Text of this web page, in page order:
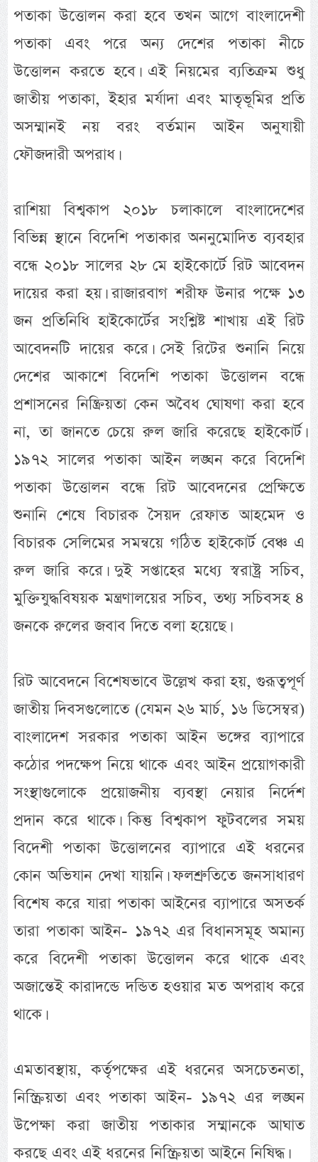
পতাকা উত্তোলন করা হবে তখন আগে বাংলাদেশী
পতাকা এবং পরে অন্য দেশের পতাকা নীচে
উত্তোলন করতে হবে। এই নিয়মের ব্যতিক্রম শুধু
জাতীয় পতাকা, ইহার মর্যাদা এবং মাতৃভূমির প্রতি
অসম্মানই নয় বরং বর্তমান আইন অনুযায়ী
ফৌজদারী অপরাধ।
রাশিয়া বিশ্বকাপ ২০১৮ চলাকালে বাংলাদেশের
বিভিন্ন স্থানে বিদেশি পতাকার অননুমোদিত ব্যবহার
বন্ধে ২০১৮ সালের ২৮ মে হাইকোর্টে রিট আবেদন
দায়ের করা হয়। রাজারবাগ শরীফ উনার পক্ষে ১৩
জন প্রতিনিধি হাইকোর্টের সংশ্লিষ্ট শাখায় এই রিট
আবেদনটি দায়ের করে। সেই রিটের শুনানি নিয়ে
দেশের আকাশে বিদেশি পতাকা উত্তোলন বন্ধে
প্রশাসনের নিষ্ক্রিয়তা কেন অবৈধ ঘোষণা করা হবে
না, তা জানতে চেয়ে রুল জারি করেছে হাইকোর্ট।
১৯৭২ সালের পতাকা আইন লঙ্ঘন করে বিদেশি
পতাকা উত্তোলন বন্ধে রিট আবেদনের প্রেক্ষিতে
শুনানি শেষে বিচারক সৈয়দ রেফাত আহমেদ ও
বিচারক সেলিমের সমন্বয়ে গঠিত হাইকোর্ট বেঞ্চ এ
রুল জারি করে। দুই সপ্তাহের মধ্যে স্বরাষ্ট্র সচিব,
মুক্তিযুদ্ধবিষয়ক মন্ত্রণালয়ের সচিব, তথ্য সচিবসহ ৪
জনকে রুলের জবাব দিতে বলা হয়েছে।
রিট আবেদনে বিশেষভাবে উল্লেখ করা হয়, গুরূত্বপূর্ণ
জাতীয় দিবসগুলোতে (যেমন ২৬ মার্চ, ১৬ ডিসেম্বর)
বাংলাদেশ সরকার পতাকা আইন ভঙ্গের ব্যাপারে
কঠোর পদক্ষেপ নিয়ে থাকে এবং আইন প্রয়োগকারী
সংস্থাগুলোকে প্রয়োজনীয় ব্যবস্থা নেয়ার নির্দেশ
প্রদান করে থাকে। কিন্তু বিশ্বকাপ ফুটবলের সময়
বিদেশী পতাকা উত্তোলনের ব্যাপারে এই ধরনের
কোন অভিযান দেখা যায়নি। ফলশ্রুতিতে জনসাধারণ
বিশেষ করে যারা পতাকা আইনের ব্যাপারে অসতর্ক
তারা পতাকা আইন- ১৯৭২ এর বিধানসমূহ অমান্য
করে বিদেশী পতাকা উত্তোলন করে থাকে এবং
অজান্তেই কারাদন্ডে দন্ডিত হওয়ার মত অপরাধ করে
থাকে।
এমতাবস্থায়, কর্তৃপক্ষের এই ধরনের অসচেতনতা,
নিস্ক্রিয়তা এবং পতাকা আইন- ১৯৭২ এর লঙ্ঘন
উপেক্ষা করা জাতীয় পতাকার সম্মানকে আঘাত
করছে এবং এই ধরনের নিস্ক্রিয়তা আইনে নিষিদ্ধ।